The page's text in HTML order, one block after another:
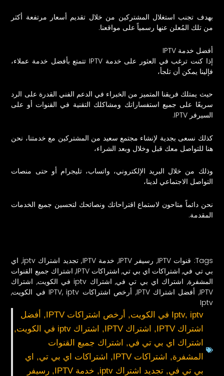
بهدف تجنب استغلال المشتركين من خلال تقديم أسعار مرتفعة أكثر
من تلك المُعلن عنها رسمياً على مواقعنا.
أفضل خدمة IPTV
إذا كنت ترغب في العثور على خدمة IPTV تتمتع بأفضل خدمة عملاء،
فإلينا يمكن أن تلجأ،
حيث يمتلك فريقنا المتميز من الخبراء في الدعم الفني القدرة على الرد
سريعًا على جميع استفساراتك ومشاكلك التقنية في القنوات أو على
السيرفر IPTV.
كذلك نسعى بجدية لإنشاء مجتمع سعيد من المشتركين مع خدمتنا، نحن
هنا للتواصل معك قبل وخلال وبعد الشراء،
وذلك من خلال البريد الإلكتروني، واتساب، تليجرام أو حتى منصات
التواصل الاجتماعي لدينا،
نحن دائماً متاحون لاستماع اقتراحاتك ونصائحك لتحسين جميع الخدمات
المقدمة.
Tags: قنوات IPTV , رسيفر IPTV , خدمة IPTV ,تجديد اشتراك iptv , اي
بي تي في, اشتراكات اي بي تي, اشتراكات IPTV , اشتراك جميع القنوات
المشفرة, اشتراك اي بي تي في, اشتراك iptv في الكويت , اشتراك
IPTV
, أفضل اشتراك IPTV , أرخص اشتراكات IPTV , iptv في الكويت
,
Iptv
Iptv, iptv في الكويت , أرخص اشتراكات IPTV ,
أفضل
اشتراك IPTV
, اشتراك IPTV , اشتراك iptv في الكويت
,
اشتراك اي بي تي في,
اشتراك جميع القنوات
المشفرة, اشتراكات IPTV , اشتراكات اي بي تي,
اي
بي تي في,تجديد اشتراك iptv , خدمة IPTV ,رسيفر